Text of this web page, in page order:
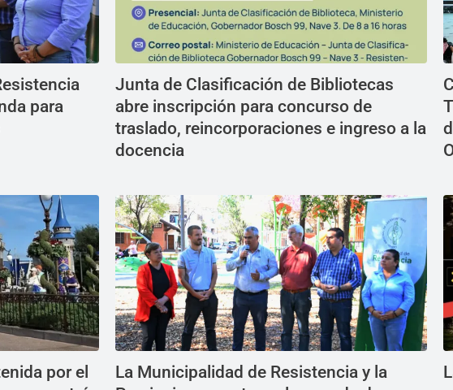
para
Junta de Clasificación de Bibliotecas
abre inscripción para concurso de
traslado, reincorporaciones e ingreso a la
docencia
por el
La Municipalidad de Resistencia y la